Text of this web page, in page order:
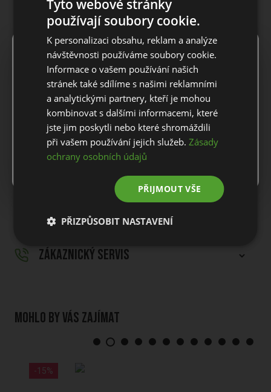
ks 9697 Kč
Do košíku
POPIS PRODUKTU
Putter Scotty Cameron Phantom X 5S, pro praváky
ZÁKAZNICKÝ SERVIS
Mohlo by vás zajímat
-15%
Notice
For European orders outside Slovakia and Czech Republic,
please use our European website.
Stay on this website
Go to European website
Tyto webové stránky
používají soubory cookie.
K personalizaci obsahu, reklam a analýze
návštěvnosti používáme soubory cookie.
Informace o vašem používání našich
stránek také sdílíme s našimi reklamními
a analytickými partnery, kteří je mohou
kombinovat s dalšími informacemi, které
jste jim poskytli nebo které shromáždili
při vašem používání jejich služeb.Zásady
ochrany osobních údajů
PŘIJMOUT VŠE
PŘIZPŮSOBIT NASTAVENÍ